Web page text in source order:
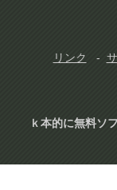
リンク
ｋ本的に無料